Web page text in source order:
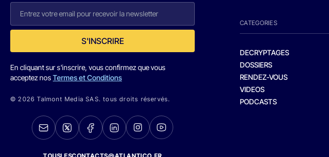
S'INSCRIRE
En cliquant sur s'inscrire, vous confirmez que vous
acceptez nosTermes et Conditions
© 2026 Talmont Media SAS. tous droits réservés.
CATEGORIES
DECRYPTAGES
DOSSIERS
RENDEZ-VOUS
VIDEOS
PODCASTS